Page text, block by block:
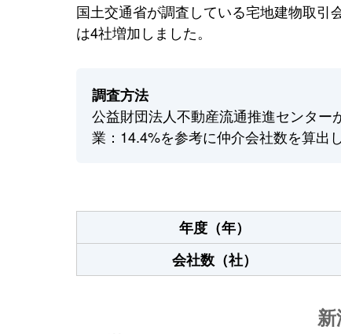
国土交通省が調査している宅地建物取引
は4社増加しました。
調査方法
公益財団法人不動産流通推進センター
業：14.4%を参考に仲介会社数を算出
年度（年）
会社数（社）